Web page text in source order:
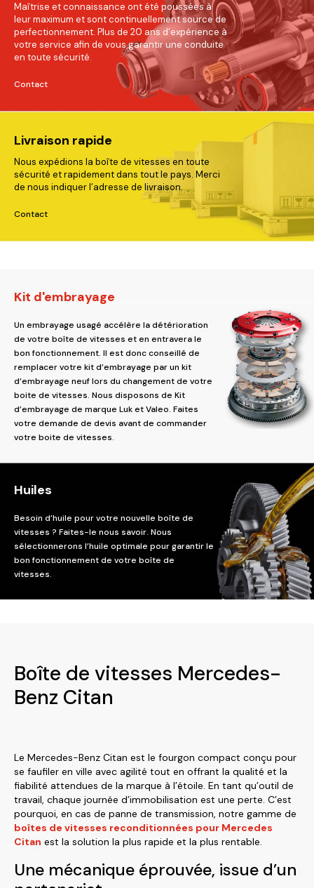
Maîtrise et connaissance ont été poussées à
leur maximum et sont continuellement source de
perfectionnement. Plus de 20 ans d’expérience à
votre service afin de vous garantir une conduite
en toute sécurité.
Contact
Livraison rapide
Nous expédions la boîte de vitesses en toute
sécurité et rapidement dans tout le pays. Merci
de nous indiquer l’adresse de livraison.
Contact
Kit d'embrayage
Un embrayage usagé accélère la détérioration
de votre boîte de vitesses et en entravera le
bon fonctionnement. Il est donc conseillé de
remplacer votre kit d’embrayage par un kit
d’embrayage neuf lors du changement de votre
boite de vitesses. Nous disposons de Kit
d’embrayage de marque Luk et Valeo. Faites
votre demande de devis avant de commander
votre boite de vitesses.
Huiles
Besoin d’huile pour votre nouvelle boîte de
vitesses ? Faites-le nous savoir. Nous
sélectionnerons l’huile optimale pour garantir le
bon fonctionnement de votre boîte de
vitesses.
Boîte de vitesses Mercedes-
Benz Citan
Le Mercedes-Benz Citan est le fourgon compact conçu pour
se faufiler en ville avec agilité tout en offrant la qualité et la
fiabilité attendues de la marque à l’étoile. En tant qu’outil de
travail, chaque journée d’immobilisation est une perte. C’est
pourquoi, en cas de panne de transmission, notre gamme de
boîtes de vitesses reconditionnées pour Mercedes
Citan est la solution la plus rapide et la plus rentable.
Une mécanique éprouvée, issue d’un